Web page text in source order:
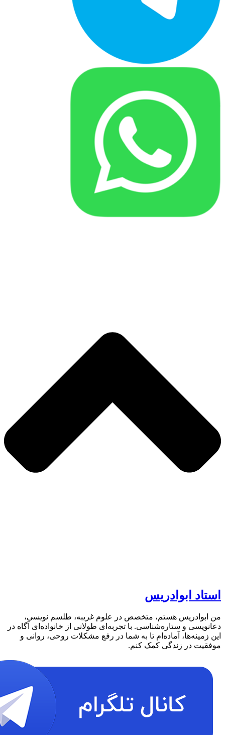
هستم، متخصص در علوم غریبه، طلسم نویسی،
ستاره‌شناسی. با تجربه‌ای طولانی از خانواده‌ای آگاه در
آماده‌ام تا به شما در رفع مشکلات روحی، روانی و
زندگی کمک کنم.